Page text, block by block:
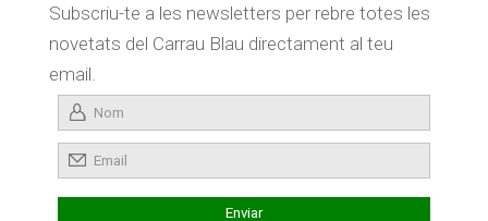
Subscriu-te a les newsletters per rebre totes les
novetats del Carrau Blau directament al teu
email.